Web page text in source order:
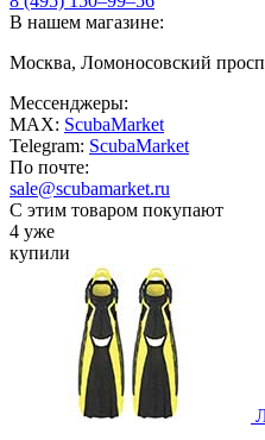
В нашем магазине:
Москва, Ломоносовский
Мессенджеры:
MAX: ScubaMarket
Telegram: ScubaMarket
По почте:
sale@scubamarket.ru
С этим товаром покупают
4 уже
купили